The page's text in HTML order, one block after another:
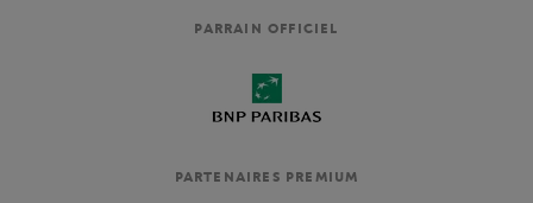
PARRAIN OFFICIEL
PARTENAIRES PREMIUM